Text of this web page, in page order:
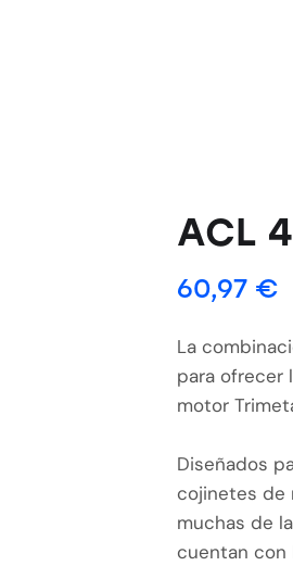
ACL
60,97 €
La
para ofrecer
motor
Diseñados
cojinetes de
muchas de
cuentan con